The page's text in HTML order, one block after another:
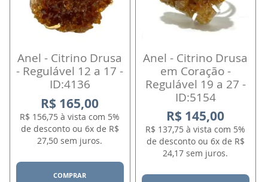
Anel - Citrino Drusa
- Regulável 12 a 17 -
ID:4136
R$ 165,00
R$ 156,75 à vista com 5%
de desconto ou 6x de R$
27,50 sem juros.
COMPRAR
Anel - Citrino Drusa
em Coração -
Regulável 19 a 27 -
ID:5154
R$ 145,00
R$ 137,75 à vista com 5%
de desconto ou 6x de R$
24,17 sem juros.